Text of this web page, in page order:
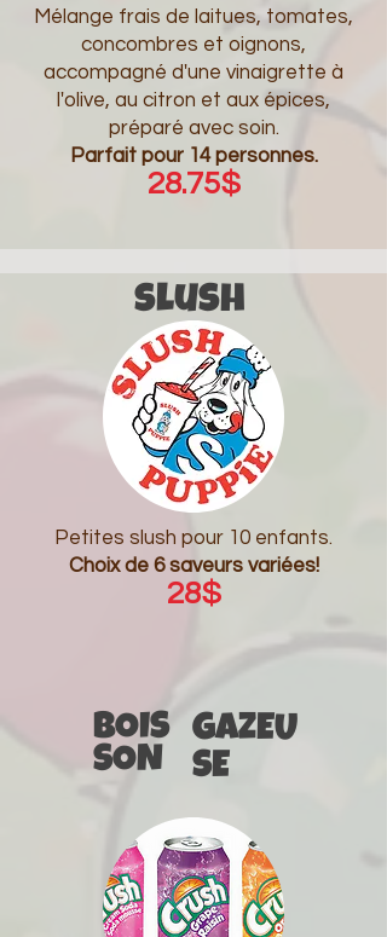
Mélange frais de laitues, tomates,
concombres et oignons,
accompagné d'une vinaigrette à
l'olive, au citron et aux épices,
préparé avec soin.
Parfait pour 14 personnes.
28.75$
slush
Petites slush pour 10 enfants.
Choix de 6 saveurs variées!
28$
BOIS
SON
GAZEU
SE